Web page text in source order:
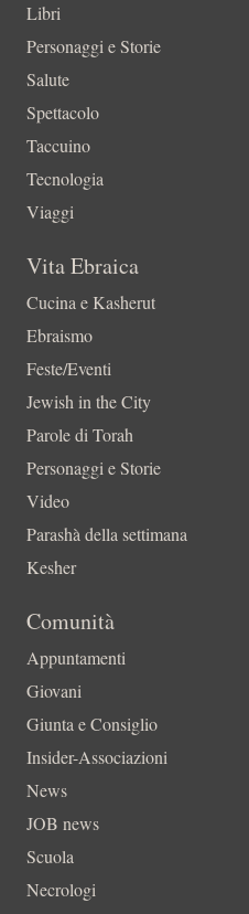
Libri
Personaggi e Storie
Salute
Spettacolo
Taccuino
Tecnologia
Viaggi
Vita Ebraica
Cucina e Kasherut
Ebraismo
Feste/Eventi
Jewish in the City
Parole di Torah
Personaggi e Storie
Video
Parashà della settimana
Kesher
Comunità
Appuntamenti
Giovani
Giunta e Consiglio
Insider-Associazioni
News
JOB news
Scuola
Necrologi